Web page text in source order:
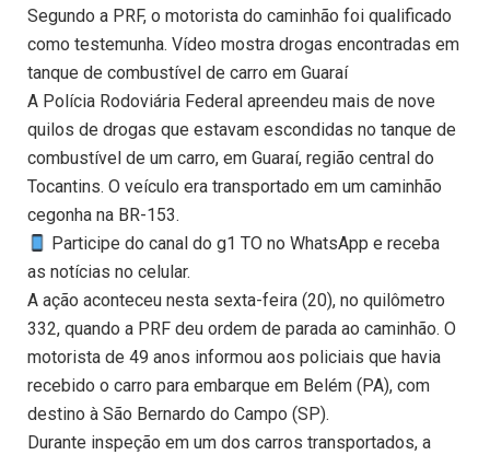
Segundo a PRF, o motorista do caminhão foi qualificado
como testemunha. Vídeo mostra drogas encontradas em
tanque de combustível de carro em Guaraí
A Polícia Rodoviária Federal apreendeu mais de nove
quilos de drogas que estavam escondidas no tanque de
combustível de um carro, em Guaraí, região central do
Tocantins. O veículo era transportado em um caminhão
cegonha na BR-153.
Participe do canal do g1 TO no WhatsApp e receba
as notícias no celular.
A ação aconteceu nesta sexta-feira (20), no quilômetro
332, quando a PRF deu ordem de parada ao caminhão. O
motorista de 49 anos informou aos policiais que havia
recebido o carro para embarque em Belém (PA), com
destino à São Bernardo do Campo (SP).
Durante inspeção em um dos carros transportados, a